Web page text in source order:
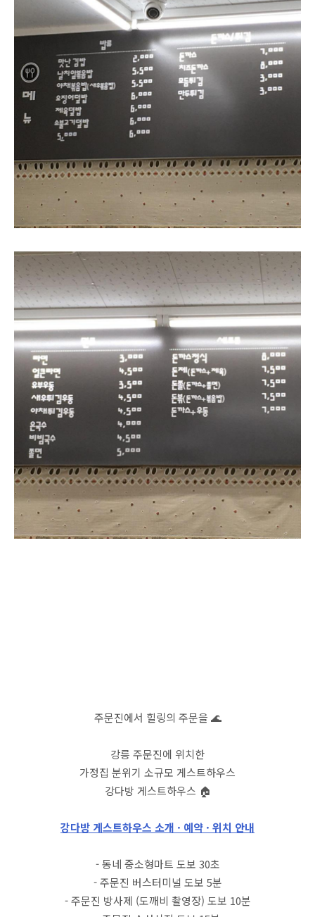
주문진에서 힐링의 주문을 🌊
강릉 주문진에 위치한
가정집 분위기 소규모 게스트하우스
강다방 게스트하우스 🏠
강다방 게스트하우스 소개 · 예약 · 위치 안내
- 동네 중소형마트 도보 30초
- 주문진 버스터미널 도보 5분
- 주문진 방사제 (도깨비 촬영장) 도보 10분